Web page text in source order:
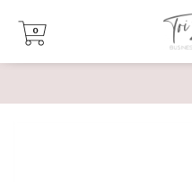
0
0